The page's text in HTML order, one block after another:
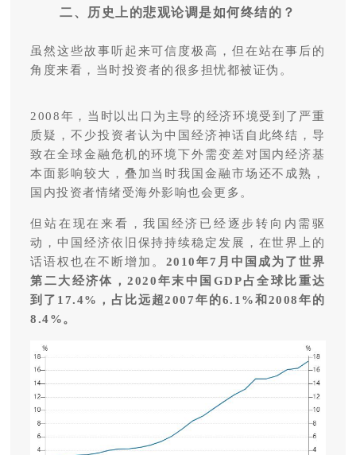
二、历史上的悲观论调是如何终结的？
虽然这些故事听起来可信度极高，但在站在事后的
角度来看，当时投资者的很多担忧都被证伪。
2008年，当时以出口为主导的经济环境受到了严重
质疑，不少投资者认为中国经济神话自此终结，导
致在全球金融危机的环境下外需变差对国内经济基
本面影响较大，叠加当时我国金融市场还不成熟，
国内投资者情绪受海外影响也会更多。
但站在现在来看，我国经济已经逐步转向内需驱
动，中国经济依旧保持持续稳定发展，在世界上的
话语权也在不断增加。 2010年7月中国成为了世界
第二大经济体，2020年末中国GDP占全球比重达
到了17.4%，占比远超2007年的6.1%和2008年的
8.4%。